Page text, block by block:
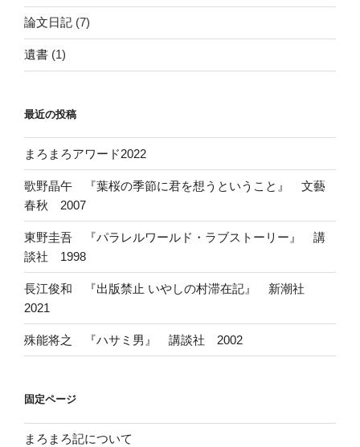
論文日記 (7)
遺書 (1)
最近の投稿
まろまろアワード2022
歌野晶午 『葉桜の季節に君を想うということ』 文藝
春秋 2007
東野圭吾 『パラレルワールド・ラブストーリー』 講
談社 1998
長江俊和 『出版禁止 いやしの村滞在記』 新潮社
2021
殊能将之 『ハサミ男』 講談社 2002
固定ページ
まろまろ記について